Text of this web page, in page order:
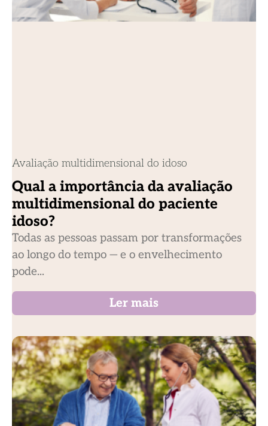
Avaliação multidimensional do idoso
Qual a importância da avaliação
multidimensional do paciente
idoso?
Todas as pessoas passam por transformações
ao longo do tempo — e o envelhecimento
pode...
Ler mais